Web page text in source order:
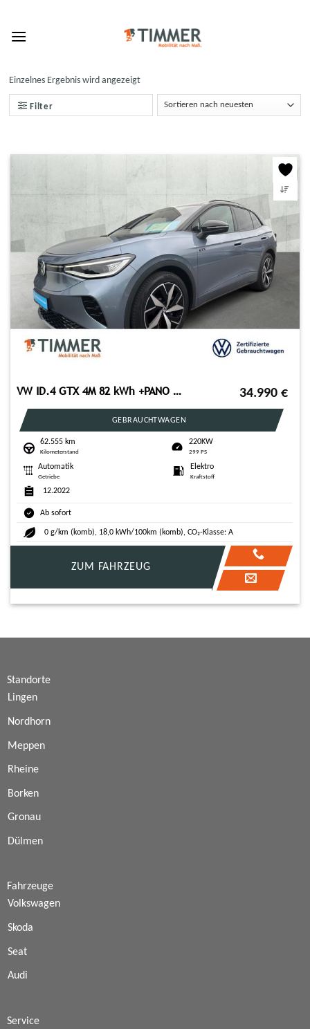
content
Filter
Einzelnes Ergebnis wird angezeigt
VW ID.4 GTX 4M 82 kWh +PANO +360° +IQ.LIGHT +ACC +C 34.990 €
GEBRAUCHTWAGEN
62.555 km
Kilometerstand
220KW
299 PS
Automatik
Getriebe
Elektro
Kraftstoff
12.2022
Ab sofort
0 g/km (komb), 18,0 kWh/100km (komb), CO₂-Klasse: A
ZUM FAHRZEUG
Standorte
Lingen
Nordhorn
Meppen
Rheine
Borken
Gronau
Dülmen
Fahrzeuge
Volkswagen
Skoda
Seat
Audi
Service